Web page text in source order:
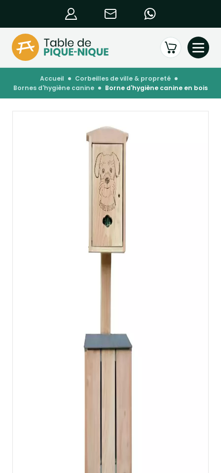
accueil
corbeilles de ville & propreté
bornes d'hygiène canine
borne d'hygiène canine en bois